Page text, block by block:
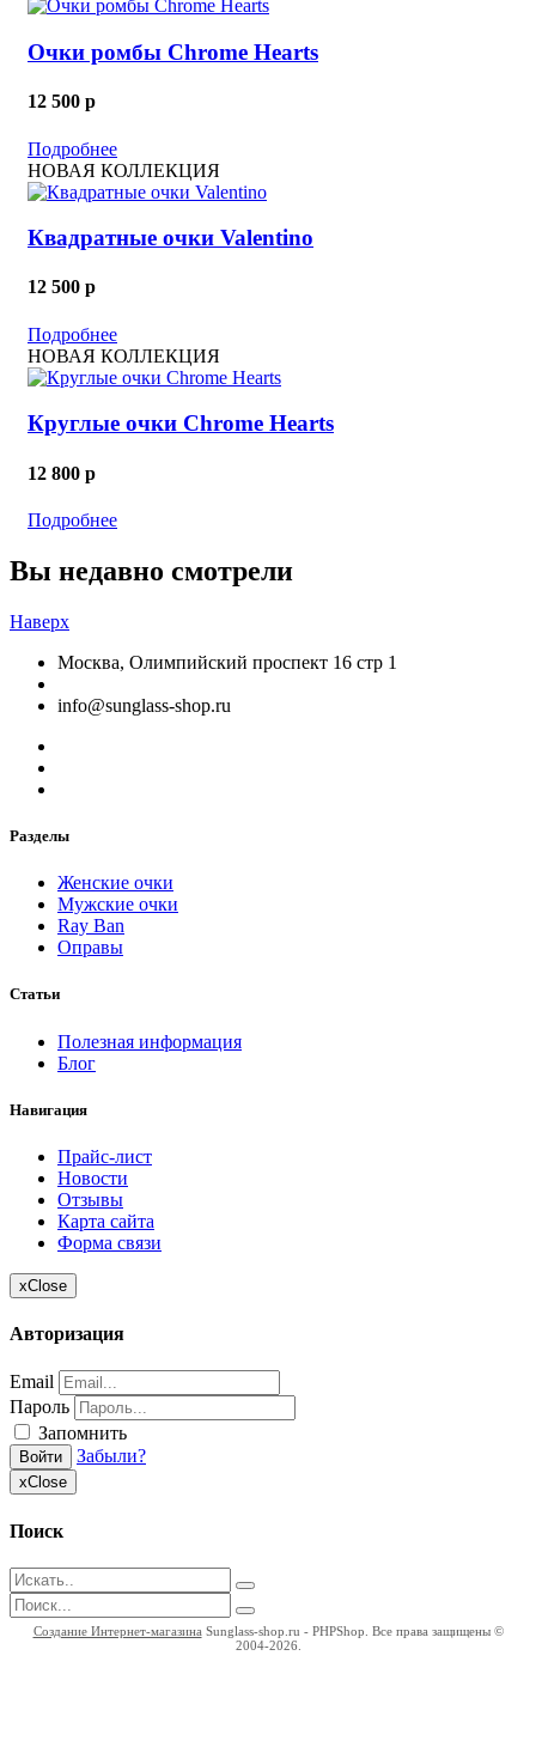
Очки ромбы Chrome Hearts
12 500 p
Подробнее
НОВАЯ КОЛЛЕКЦИЯ
Квадратные очки Valentino
12 500 p
Подробнее
НОВАЯ КОЛЛЕКЦИЯ
Круглые очки Chrome Hearts
12 800 p
Подробнее
Вы недавно смотрели
Наверх
Москва, Олимпийский проспект 16 стр 1
info@sunglass-shop.ru
Разделы
Женские очки
Мужские очки
Ray Ban
Оправы
Статьи
Полезная информация
Блог
Навигация
Прайс-лист
Новости
Отзывы
Карта сайта
Форма связи
xClose
Авторизация
Email
Пароль
Запомнить
Войти Забыли?
xClose
Поиск
Создание Интернет-магазина Sunglass-shop.ru - PHPShop. Все права защищены ©
2004-2026.